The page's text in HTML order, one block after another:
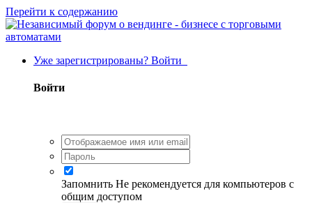
Перейти к содержанию
Уже зарегистрированы? Войти
Войти
Запомнить Не рекомендуется для компьютеров с
общим доступом